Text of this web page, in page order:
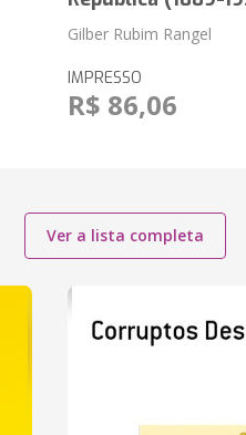
Gilber Rubim Rangel
IMPRESSO
R$ 86,06
Ver a lista completa